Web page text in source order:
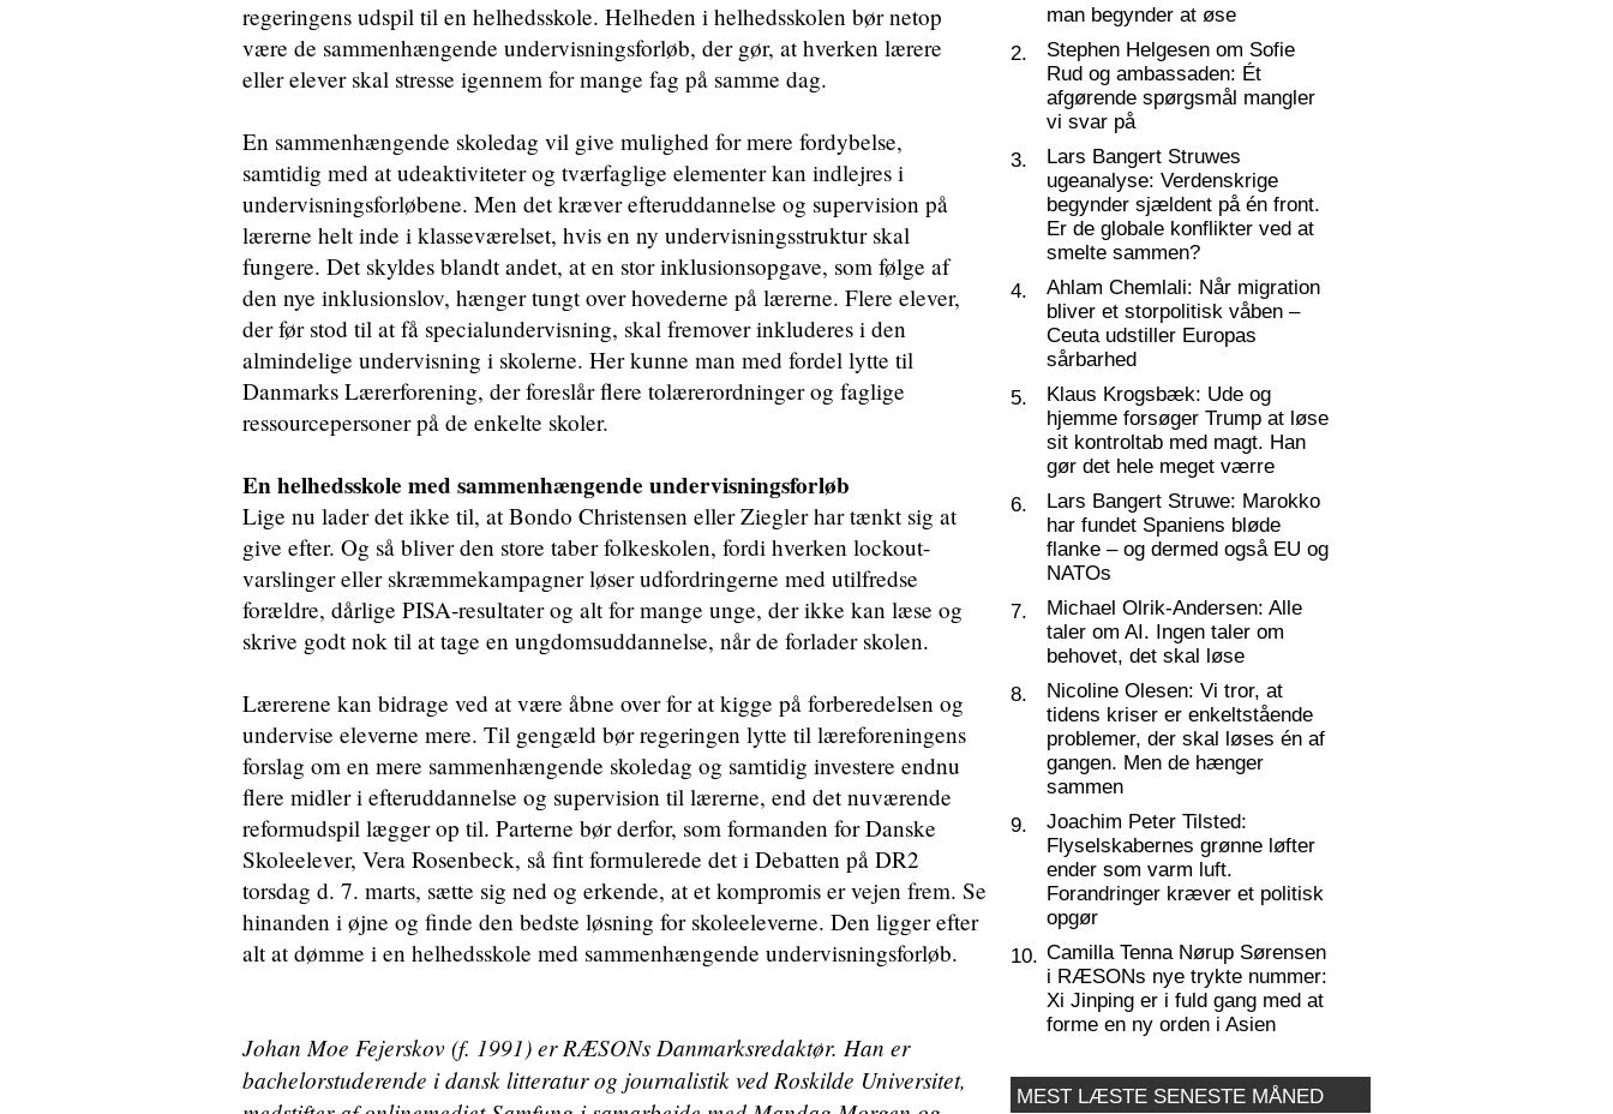
regeringens udspil til en helhedsskole. Helheden i helhedsskolen bør netop
være de sammenhængende undervisningsforløb, der gør, at hverken lærere
eller elever skal stresse igennem for mange fag på samme dag.
En sammenhængende skoledag vil give mulighed for mere fordybelse,
samtidig med at udeaktiviteter og tværfaglige elementer kan indlejres i
undervisningsforløbene. Men det kræver efteruddannelse og supervision på
lærerne helt inde i klasseværelset, hvis en ny undervisningsstruktur skal
fungere. Det skyldes blandt andet, at en stor inklusionsopgave, som følge af
den nye inklusionslov, hænger tungt over hovederne på lærerne. Flere elever,
der før stod til at få specialundervisning, skal fremover inkluderes i den
almindelige undervisning i skolerne. Her kunne man med fordel lytte til
Danmarks Lærerforening, der foreslår flere tolærerordninger og faglige
ressourcepersoner på de enkelte skoler.
En helhedsskole med sammenhængende undervisningsforløb
Lige nu lader det ikke til, at Bondo Christensen eller Ziegler har tænkt sig at
give efter. Og så bliver den store taber folkeskolen, fordi hverken lockout-
varslinger eller skræmmekampagner løser udfordringerne med utilfredse
forældre, dårlige PISA-resultater og alt for mange unge, der ikke kan læse og
skrive godt nok til at tage en ungdomsuddannelse, når de forlader skolen.
Lærerene kan bidrage ved at være åbne over for at kigge på forberedelsen og
undervise eleverne mere. Til gengæld bør regeringen lytte til læreforeningens
forslag om en mere sammenhængende skoledag og samtidig investere endnu
flere midler i efteruddannelse og supervision til lærerne, end det nuværende
reformudspil lægger op til. Parterne bør derfor, som formanden for Danske
Skoleelever, Vera Rosenbeck, så fint formulerede det i Debatten på DR2
torsdag d. 7. marts, sætte sig ned og erkende, at et kompromis er vejen frem. Se
hinanden i øjne og finde den bedste løsning for skoleeleverne. Den ligger efter
alt at dømme i en helhedsskole med sammenhængende undervisningsforløb.
Johan Moe Fejerskov (f. 1991) er RÆSONs Danmarksredaktør. Han er
bachelorstuderende i dansk litteratur og journalistik ved Roskilde Universitet,
man begynder at øse
2.
Stephen Helgesen om Sofie
Rud og ambassaden: Ét
afgørende spørgsmål mangler
vi svar på
3.
Lars Bangert Struwes
ugeanalyse: Verdenskrige
begynder sjældent på én front.
Er de globale konflikter ved at
smelte sammen?
4.
Ahlam Chemlali: Når migration
bliver et storpolitisk våben –
Ceuta udstiller Europas
sårbarhed
5.
Klaus Krogsbæk: Ude og
hjemme forsøger Trump at løse
sit kontroltab med magt. Han
gør det hele meget værre
6.
Lars Bangert Struwe: Marokko
har fundet Spaniens bløde
flanke – og dermed også EU og
NATOs
7.
Michael Olrik-Andersen: Alle
taler om AI. Ingen taler om
behovet, det skal løse
8.
Nicoline Olesen: Vi tror, at
tidens kriser er enkeltstående
problemer, der skal løses én af
gangen. Men de hænger
sammen
9.
Joachim Peter Tilsted:
Flyselskabernes grønne løfter
ender som varm luft.
Forandringer kræver et politisk
opgør
10. Camilla Tenna Nørup Sørensen
i RÆSONs nye trykte nummer:
Xi Jinping er i fuld gang med at
forme en ny orden i Asien
MEST LÆSTE SENESTE MÅNED